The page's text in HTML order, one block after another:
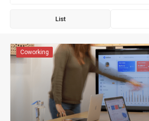
List
Coworking